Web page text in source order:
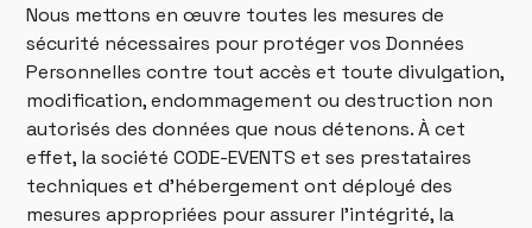
Nous mettons en œuvre toutes les mesures de
sécurité nécessaires pour protéger vos Données
Personnelles contre tout accès et toute divulgation,
modification, endommagement ou destruction non
autorisés des données que nous détenons. À cet
effet, la société CODE-EVENTS et ses prestataires
techniques et d’hébergement ont déployé des
mesures appropriées pour assurer l’intégrité, la